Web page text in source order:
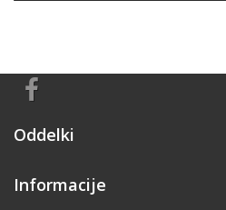
Oddelki
Informacije